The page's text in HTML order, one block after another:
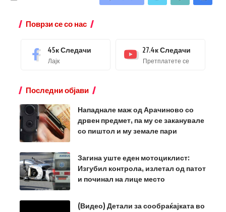
Поврзи се со нас
45кСледачи
Лајк
27.4кСледачи
Претплатете се
Последни објави
Нападнале маж од Арачиново со
дрвен предмет, па му се заканувале
со пиштол и му земале пари
Загина уште еден мотоциклист:
Изгубил контрола, излетал од патот
и починал на лице место
(Видео) Детали за сообраќајката во